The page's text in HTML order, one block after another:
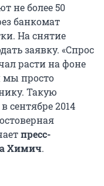
не более 50
банкомат
На снятие
заявку. «Спрос
расти на фоне
мы просто
Такую
2014
пресс-
Химич.